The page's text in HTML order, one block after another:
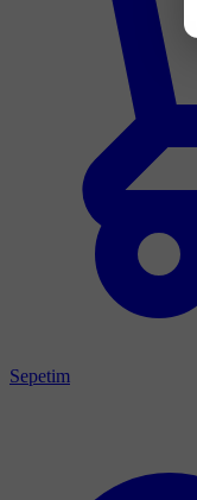
Sepetim